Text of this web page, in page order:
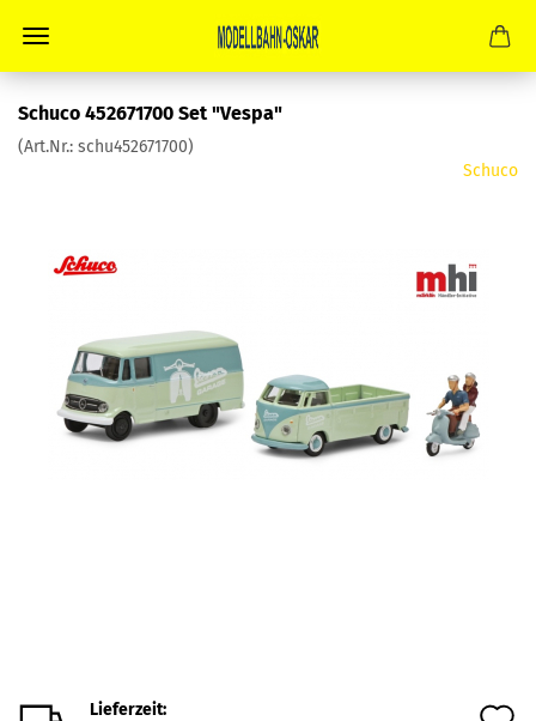
Schuco 452671700 Set "Vespa"
(Art.Nr.: schu452671700)
Schuco
Lieferzeit: